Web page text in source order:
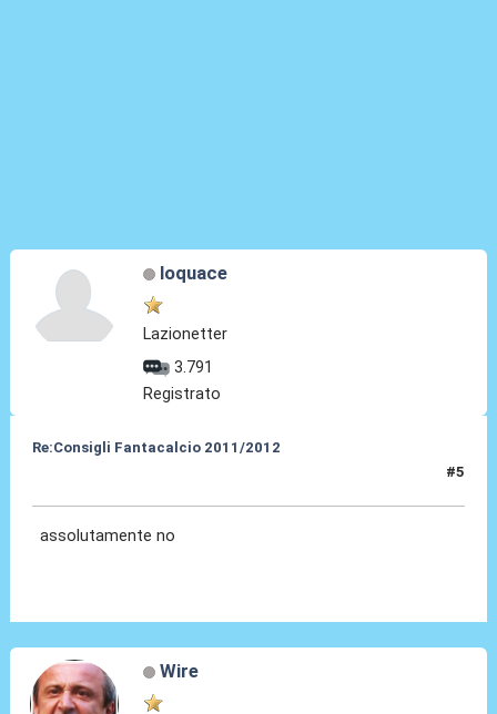
loquace
Lazionetter
3.791
Registrato
Re:Consigli Fantacalcio 2011/2012
#5
assolutamente no
Wire